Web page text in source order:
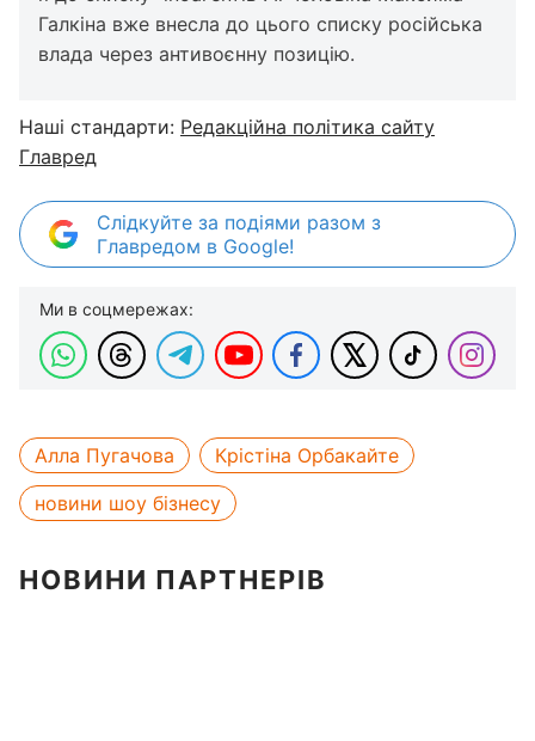
Галкіна вже внесла до цього списку російська
влада через антивоєнну позицію.
Наші стандарти: Редакційна політика сайту
Главред
Слідкуйте за подіями разом з
Главредом в Google!
Ми в соцмережах:
Алла Пугачова
Крістіна Орбакайте
новини шоу бізнесу
НОВИНИ ПАРТНЕРІВ